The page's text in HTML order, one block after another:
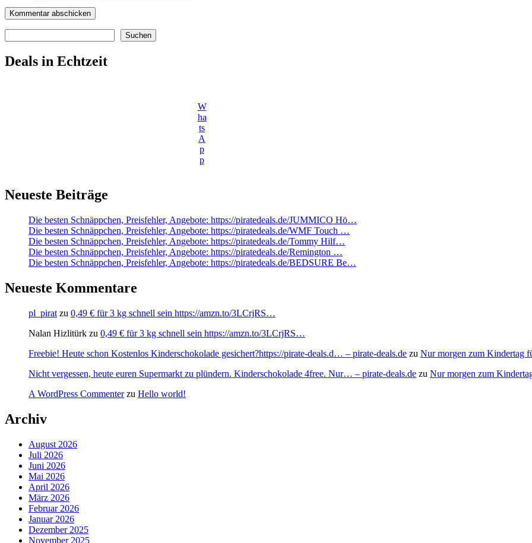
Suchen
Deals in Echtzeit
W
ha
ts
A
p
p
Neueste Beiträge
Die besten Schnäppchen, Preisfehler, Angebote: https://piratedeals.de/JUMMICO Hö…
Die besten Schnäppchen, Preisfehler, Angebote: https://piratedeals.de/WMF Touch …
Die besten Schnäppchen, Preisfehler, Angebote: https://piratedeals.de/Tommy Hilf…
Die besten Schnäppchen, Preisfehler, Angebote: https://piratedeals.de/Remington …
Die besten Schnäppchen, Preisfehler, Angebote: https://piratedeals.de/BEDSURE Be…
Neueste Kommentare
pl_pirat zu 0,49 € für 3 kg schnell sein https://amzn.to/3LCrjRS…
Nalan Hizlitürk zu 0,49 € für 3 kg schnell sein https://amzn.to/3LCrjRS…
Freebie! Heute schon Kostenlos Kinderschokolade gesichert?https://pirate-deals.d… – pirate-deals.de zu Nur morgen zum Kindertag
Nicht vergessen, heute euren Supermarkt zu plündern. Kinderschokolade 4free. Nur… – pirate-deals.de zu Nur morgen zum
A WordPress Commenterzu Hello world!
Archiv
August 2026
Juli 2026
Juni 2026
Mai 2026
April 2026
März 2026
Februar 2026
Januar 2026
Dezember 2025
November 2025